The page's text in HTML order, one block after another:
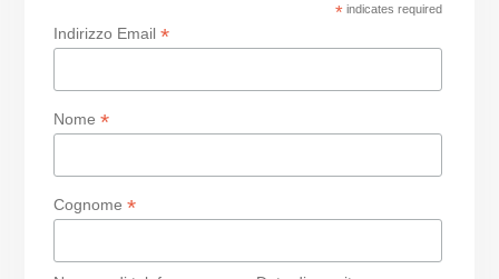
*indicates required
Indirizzo Email *
Nome *
Cognome *